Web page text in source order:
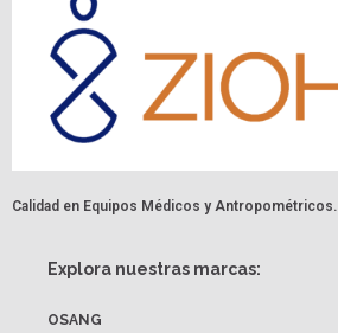
Calidad en Equipos Médicos y Antropométricos.
Explora nuestras marcas:
OSANG